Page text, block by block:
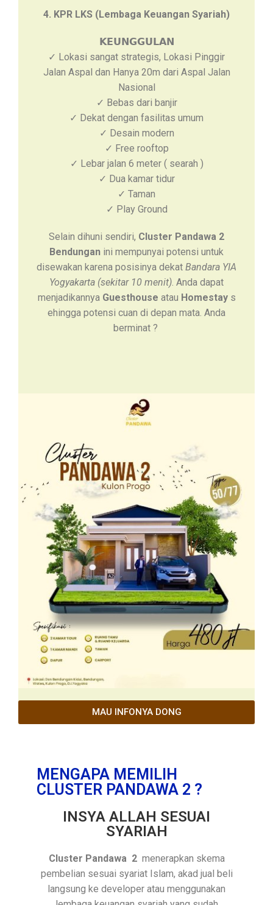
4. KPR LKS (Lembaga Keuangan Syariah)
𝗞𝗘𝗨𝗡𝗚𝗚𝗨𝗟𝗔𝗡
✓ Lokasi sangat strategis, Lokasi Pinggir
Jalan Aspal dan Hanya 20m dari Aspal Jalan
Nasional
✓ Bebas dari banjir
✓ Dekat dengan fasilitas umum
✓ Desain modern
✓ Free rooftop
✓ Lebar jalan 6 meter ( searah )
✓ Dua kamar tidur
✓ Taman
✓ Play Ground
Selain dihuni sendiri, Cluster Pandawa 2
Bendungan ini mempunyai potensi untuk
disewakan karena posisinya dekat Bandara YIA
Yogyakarta (sekitar 10 menit). Anda dapat
menjadikannya Guesthouse atau Homestays
ehingga potensi cuan di depan mata. Anda
berminat ?
MAU INFONYA DONG
MENGAPA MEMILIH
CLUSTER PANDAWA 2 ?
INSYA ALLAH SESUAI
SYARIAH
Cluster Pandawa 2menerapkan skema
pembelian sesuai syariat Islam, akad jual beli
langsung ke developer atau menggunakan